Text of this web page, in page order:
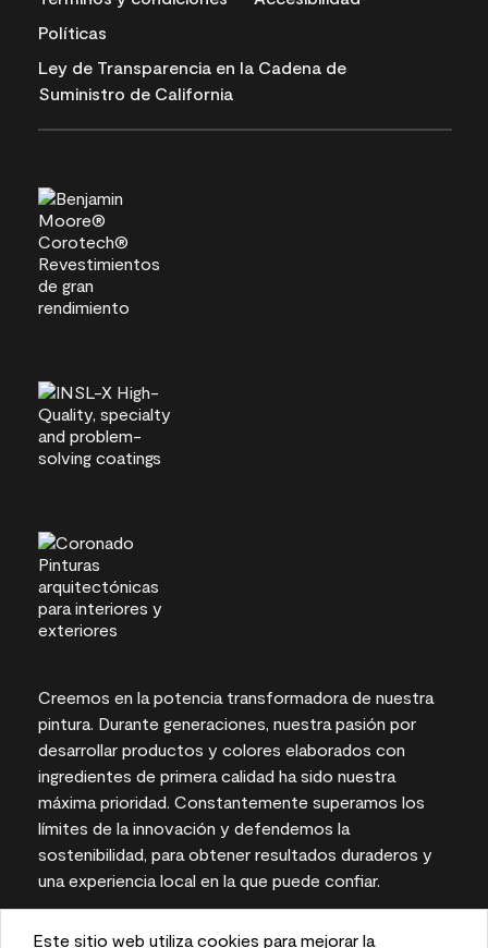
Este sitio web utiliza cookies para mejorar la
Políticas
Ley de Transparencia en la Cadena de
Suministro de California
Creemos en la potencia transformadora de nuestra
pintura. Durante generaciones, nuestra pasión por
desarrollar productos y colores elaborados con
ingredientes de primera calidad ha sido nuestra
máxima prioridad. Constantemente superamos los
límites de la innovación y defendemos la
sostenibilidad, para obtener resultados duraderos y
una experiencia local en la que puede confiar.